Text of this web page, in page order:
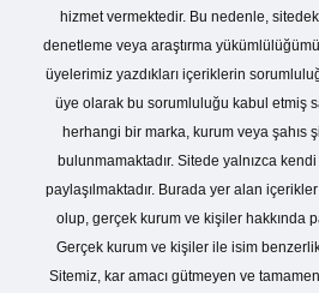
hizmet vermektedir. Bu nedenle,
denetleme veya araştırma
üyelerimiz yazdıkları içeriklerin
üye olarak bu sorumluluğu kabul etmiş
herhangi bir marka, kurum veya şahıs
bulunmamaktadır. Sitede yalnızca kendi
paylaşılmaktadır. Burada yer alan
olup, gerçek kurum ve kişiler hakkında
Gerçek kurum ve kişiler ile isim
Sitemiz, kar amacı gütmeyen ve